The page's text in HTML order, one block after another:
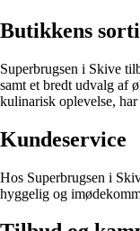
Butikkens
Superbrugsen i Skive
samt et bredt udvalg af
kulinarisk oplevelse,
Kundeservice
Hos Superbrugsen i
hyggelig og